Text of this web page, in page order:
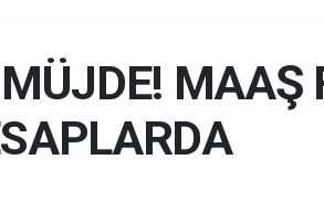
MAAŞ